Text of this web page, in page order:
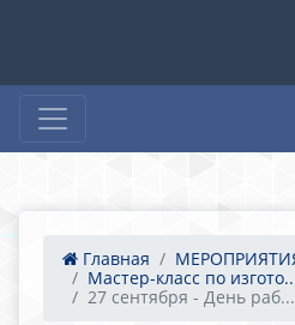
Главная
Мастер-класс по
27 сентября - День раб...